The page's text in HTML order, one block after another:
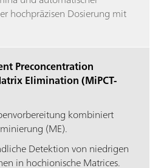
hochpräzisen Dosierung mit
Preconcentration
Elimination (MiPCT-
kombiniert
(ME).
Detektion von niedrigen
in hochionische Matrices.